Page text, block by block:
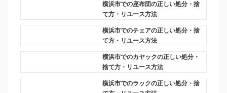
横浜市での座布団の正しい処分・捨
て方・リユース方法
横浜市でのチェアの正しい処分・捨
て方・リユース方法
横浜市でのカヤックの正しい処分・
捨て方・リユース方法
横浜市でのラックの正しい処分・捨